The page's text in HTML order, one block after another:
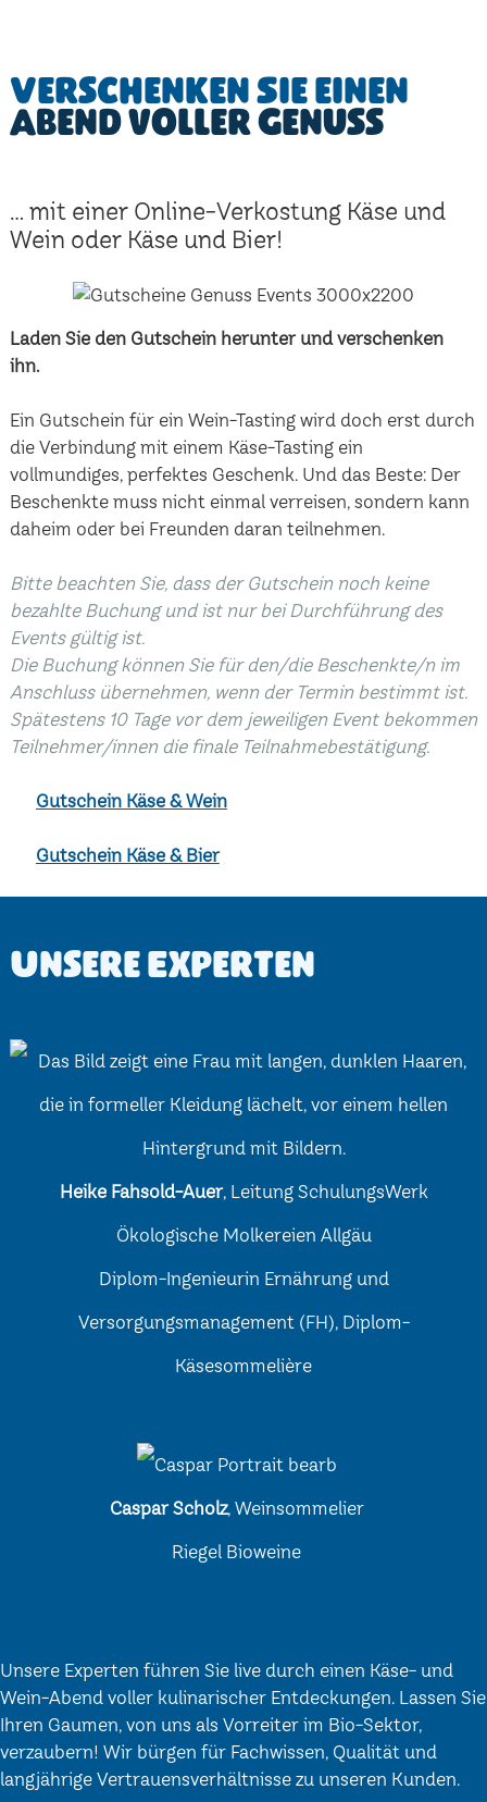
Verschenken Sie einen
Abend voller Genuss
... mit einer Online-Verkostung Käse und
Wein oder Käse und Bier!
Laden Sie den Gutschein herunter und verschenken
ihn.
Ein Gutschein für ein Wein-Tasting wird doch erst durch
die Verbindung mit einem Käse-Tasting ein
vollmundiges, perfektes Geschenk. Und das Beste: Der
Beschenkte muss nicht einmal verreisen, sondern kann
daheim oder bei Freunden daran teilnehmen.
Bitte beachten Sie, dass der Gutschein noch keine
bezahlte Buchung und ist nur bei Durchführung des
Events gültig ist.
Die Buchung können Sie für den/die Beschenkte/n im
Anschluss übernehmen, wenn der Termin bestimmt ist.
Spätestens 10 Tage vor dem jeweiligen Event bekommen
Teilnehmer/innen die finale Teilnahmebestätigung.
Gutschein Käse & Wein
Gutschein Käse & Bier
Unsere Experten
Heike Fahsold-Auer, Leitung SchulungsWerk
Ökologische Molkereien Allgäu
Diplom-Ingenieurin Ernährung und
Versorgungsmanagement (FH), Diplom-
Käsesommelière
Caspar Scholz, Weinsommelier
Riegel Bioweine
Unsere Experten führen Sie live durch einen Käse- und
Wein-Abend voller kulinarischer Entdeckungen. Lassen Sie
Ihren Gaumen, von uns als Vorreiter im Bio-Sektor,
verzaubern! Wir bürgen für Fachwissen, Qualität und
langjährige Vertrauensverhältnisse zu unseren Kunden.